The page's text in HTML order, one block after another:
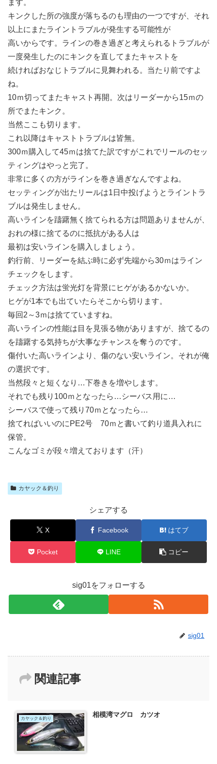
ます。
キンクした所の強度が落ちるのも理由の一つですが、それ
以上にまたライントラブルが発生する可能性が
高いからです。ラインの巻き過ぎと考えられるトラブルが
一度発生したのにキンクを直してまたキャストを
続ければおなじトラブルに見舞われる。当たり前ですよ
ね。
10ｍ切ってまたキャスト再開。次はリーダーから15ｍの
所でまたキンク。
当然ここも切ります。
これ以降はキャストトラブルは皆無。
300ｍ購入して45ｍは捨てた訳ですがこれでリールのセッ
ティングはやっと完了。
非常に多くの方がラインを巻き過ぎなんですよね。
セッティングが出たリールは1日中投げようとライントラ
ブルは発生しません。
高いラインを躊躇無く捨てられる方は問題ありませんが、
おれの様に捨てるのに抵抗がある人は
最初は安いラインを購入しましょう。
釣行前、リーダーを結ぶ時に必ず先端から30ｍはライン
チェックをします。
チェック方法は蛍光灯を背景にヒゲがあるかないか。
ヒゲが1本でも出ていたらそこから切ります。
毎回2～3ｍは捨てていますね。
高いラインの性能は目を見張る物がありますが、捨てるの
を躊躇する気持ちが大事なチャンスを奪うのです。
傷付いた高いラインより、傷のない安いライン。それが俺
の選択です。
当然段々と短くなり…下巻きを増やします。
それでも残り100ｍとなったら…シーバス用に…
シーバスで使って残り70ｍとなったら…
捨てればいいのにPE2号 70ｍと書いて釣り道具入れに
保管。
こんなゴミが段々増えております（汗）
カヤック＆釣り
シェアする
X Facebook はてブ
Pocket LINE コピー
sig01をフォローする
sig01
関連記事
カヤック＆釣り 相模湾マグロ カツオ